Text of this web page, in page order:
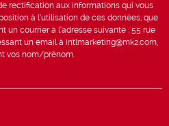
rectification aux informations qui vous
à l’utilisation de ces données, que
un courrier à l’adresse suivante : 55 rue
un email à intlmarketing@mk2.com,
vos nom/prénom.